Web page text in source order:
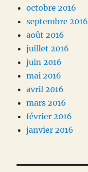
octobre 2016
septembre 2016
août 2016
juillet 2016
juin 2016
mai 2016
avril 2016
mars 2016
février 2016
janvier 2016